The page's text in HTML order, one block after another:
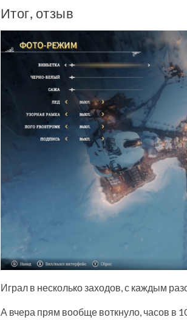
Итог, отзыв
Играл в несколько заходов, с каждым
А вчера прям вообще воткнуло, часов в